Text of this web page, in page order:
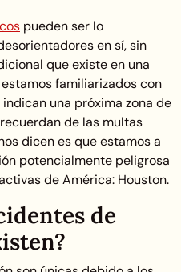
pueden ser lo
en sí, sin
que existe en una
familiarizados con
una próxima zona de
de las multas
dicen es que estamos a
potencialmente peligrosa
de América: Houston.
de